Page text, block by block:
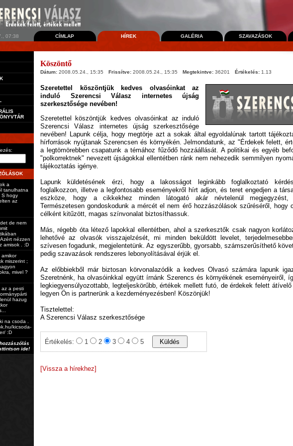
07:38 CÍMLAP HÍREK GALÉRIA SZAVAZÁSOK
a
tanulhatna
S hogy
az
de nem
nézzen
amisok . :D
amikor
miszerint ;
mivel ?
az a pesti
hazug
na csoda .
kicsoda-
:D
ide!
Köszöntő
Dátum: 2008.05.24., 15:35 Frissítve: 2008.05.24., 15:35 Megtekintve: 36201 Értékelés: 1.13
Szeretettel köszöntjük kedves olvasóinkat az
induló Szerencsi Válasz internetes újság
szerkesztősége nevében!
Szeretettel köszöntjük kedves olvasóinkat az induló
Szerencsi Válasz internetes újság szerkesztősége
nevében! Lapunk célja, hogy megtörje azt a sokak által egyoldalúnak tartott
hírforrások nyújtanak Szerencsen és környékén. Jelmondatunk, az "Érdekek felett,
a legtömörebben csapatunk a témához fűződő hozzáállását. A politikai és egyéb
"polkorrektnek" nevezett újságokkal ellentétben ránk nem nehezedik semmilyen
tájékoztatás igénye.
Lapunk küldetésének érzi, hogy a lakosságot leginkább foglalkoztató
foglalkozzon, illetve a legfontosabb eseményekről hírt adjon, és teret engedjen a
eszköze, hogy a cikkekhez minden látogató akár névtelenül megjegyzést,
Természetesen gondoskodunk a mércét el nem érő hozzászólások szűréséről, hogy
célként kitűzött, magas színvonalat biztosíthassuk.
Más, régebb óta létező lapokkal ellentétben, ahol a szerkesztők csak nagyon
lehetővé az olvasók visszajelzését, mi minden beküldött levelet,
szívesen fogadunk, megjelentetünk. Az egyszerűbb, gyorsabb, számszerűsíthető
pedig szavazások rendszeres lebonyolításával érjük el.
Az előbbiekből már biztosan körvonalazódik a kedves Olvasó számára lapunk
Szeretnénk, ha olvasóinkkal együtt írnánk Szerencs és környékének eseményeiről,
legkiegyensúlyozottabb, legteljeskörűbb, értékek mellett futó, de érdekek felett
legyen Ön is partnerünk a kezdeményezésben! Köszönjük!
Tisztelettel:
A Szerencsi Válasz szerkesztősége
Értékelés: 1 2 3 4 5
[Vissza a hírekhez]